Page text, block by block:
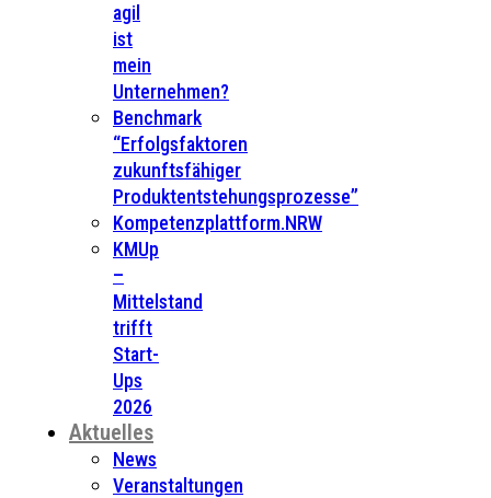
agil
ist
mein
Unternehmen?
Benchmark
“Erfolgsfaktoren
zukunftsfähiger
Produktentstehungsprozesse”
Kompetenzplattform.NRW
KMUp
–
Mittelstand
trifft
Start-
Ups
2026
Aktuelles
News
Veranstaltungen